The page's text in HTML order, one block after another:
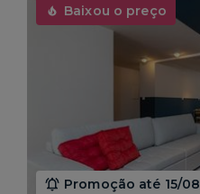
Baixou o preço
Promoção até 15/08